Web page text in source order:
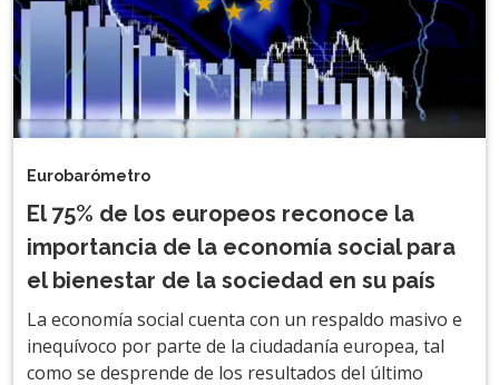
Eurobarómetro
El 75% de los europeos reconoce la
importancia de la economía social para
el bienestar de la sociedad en su país
La economía social cuenta con un respaldo masivo e
inequívoco por parte de la ciudadanía europea, tal
como se desprende de los resultados del último